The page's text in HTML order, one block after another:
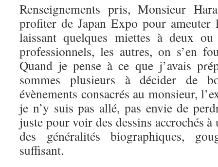
Renseignements pris, Monsieur
profiter de Japan Expo pour
laissant quelques miettes à deux
professionnels, les autres, on s’en
Quand je pense à ce que j’avais
sommes plusieurs à décider de
évènements consacrés au monsieur,
je n’y suis pas allé, pas envie de
juste pour voir des dessins accrochés à
des généralités biographiques,
suffisant.